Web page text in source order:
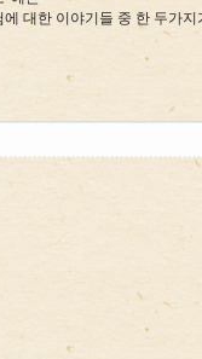
대한 이야기들 중 한 두가지